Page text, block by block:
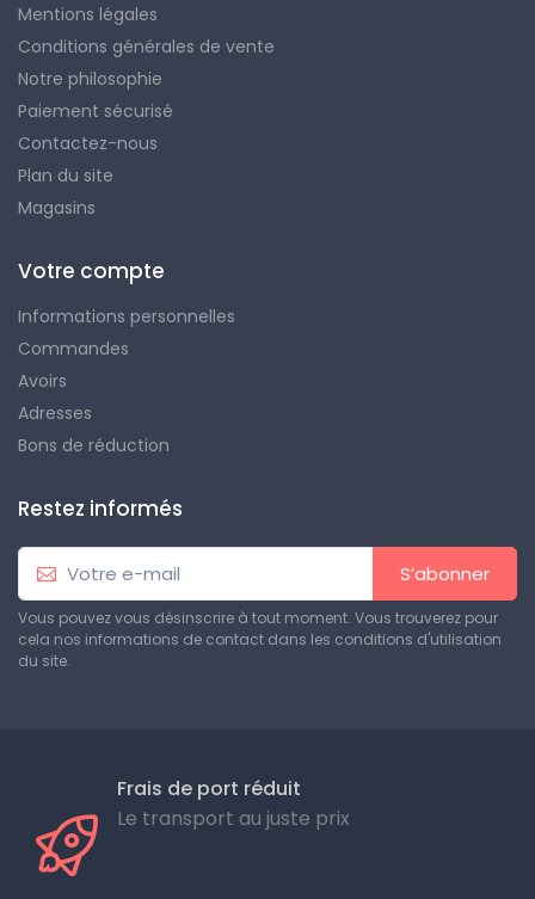
Mentions légales
Conditions générales de vente
Notre philosophie
Paiement sécurisé
Contactez-nous
Plan du site
Magasins
Votre compte
Informations personnelles
Commandes
Avoirs
Adresses
Bons de réduction
Restez informés
S’abonner
Vous pouvez vous désinscrire à tout moment. Vous trouverez pour
cela nos informations de contact dans les conditions d'utilisation
du site.
Frais de port réduit
Le transport au juste prix